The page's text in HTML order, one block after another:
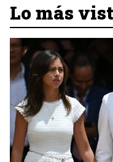
Lo más